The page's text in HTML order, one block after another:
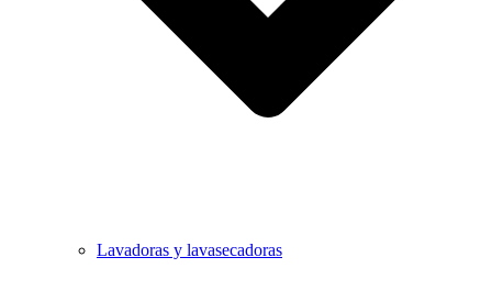
Lavadoras y lavasecadoras